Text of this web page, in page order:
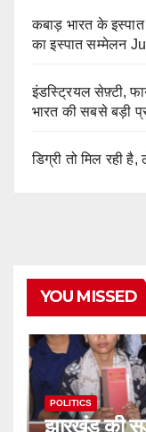
कबाड़ भारत के
का इस्पात सम्मेलन
इंडस्ट्रियल सेफ़्टी,
भारत की सबसे बड़ी
डिग्री तो मिल रही
YOU MISSED
POLITICS
झारखंड की